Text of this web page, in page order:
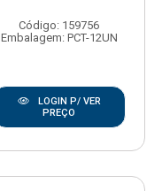
Código: 159756
Embalagem: PCT-12UN
LOGIN P/ VER
PREÇO